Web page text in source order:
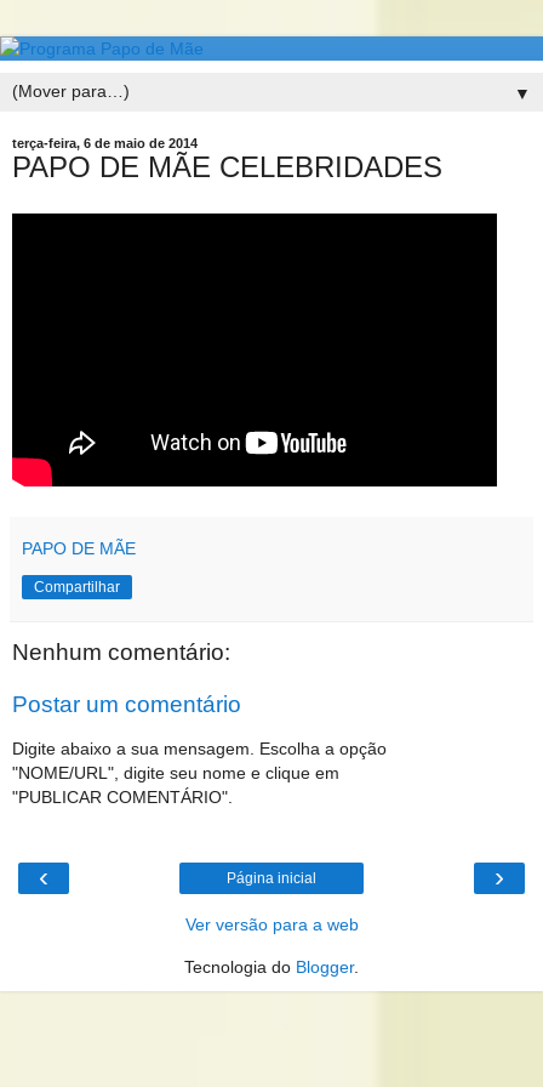
▼
terça-feira, 6 de maio de 2014
PAPO DE MÃE CELEBRIDADES
PAPO DE MÃE
Compartilhar
Nenhum comentário:
Postar um comentário
Digite abaixo a sua mensagem. Escolha a opção
"NOME/URL", digite seu nome e clique em
"PUBLICAR COMENTÁRIO".
‹ ›
Página inicial
Ver versão para a web
Tecnologia do Blogger.